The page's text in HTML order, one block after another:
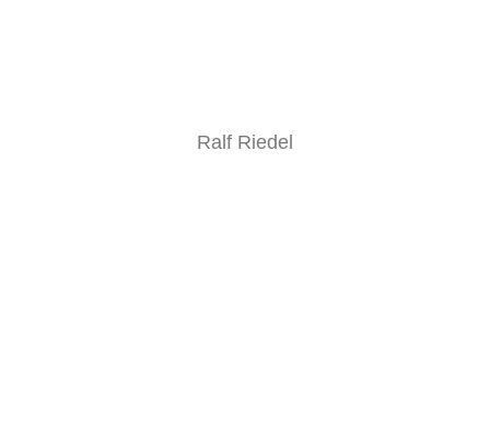
Ralf Riedel